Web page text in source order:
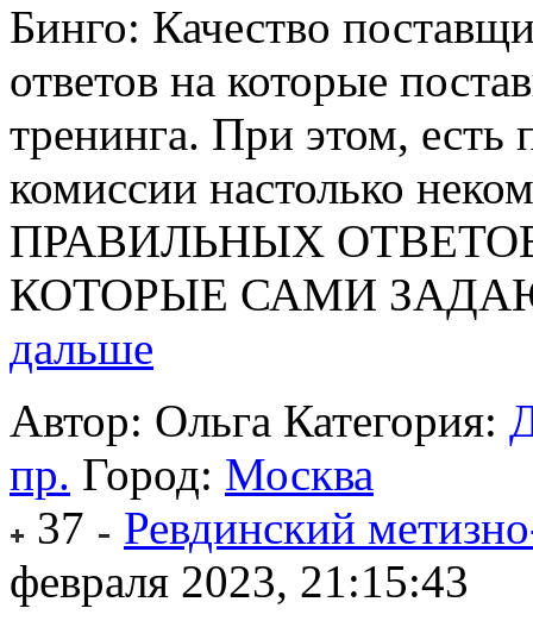
Бинго: Качество
ответов на которые
тренинга. При этом,
комиссии настолько
ПРАВИЛЬНЫХ
КОТОРЫЕ САМИ
дальше
Автор: Ольга Категория:
пр. Город: Москва
37
Ревдинский
февраля 2023, 21:15:43